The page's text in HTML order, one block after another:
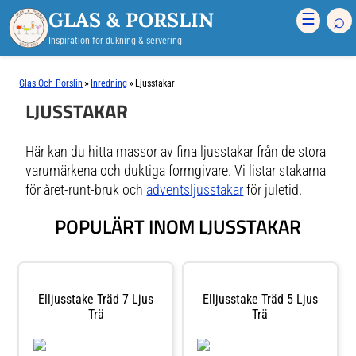
GLAS & PORSLIN
Inspiration för dukning & servering
☰ ⌕
Glas Och Porslin » Inredning » Ljusstakar
LJUSSTAKAR
Här kan du hitta massor av fina ljusstakar från de stora
varumärkena och duktiga formgivare. Vi listar stakarna
för året-runt-bruk och adventsljusstakar för juletid.
POPULÄRT INOM LJUSSTAKAR
Elljusstake Träd 7 Ljus
Trä
Elljusstake Träd 5 Ljus
Trä